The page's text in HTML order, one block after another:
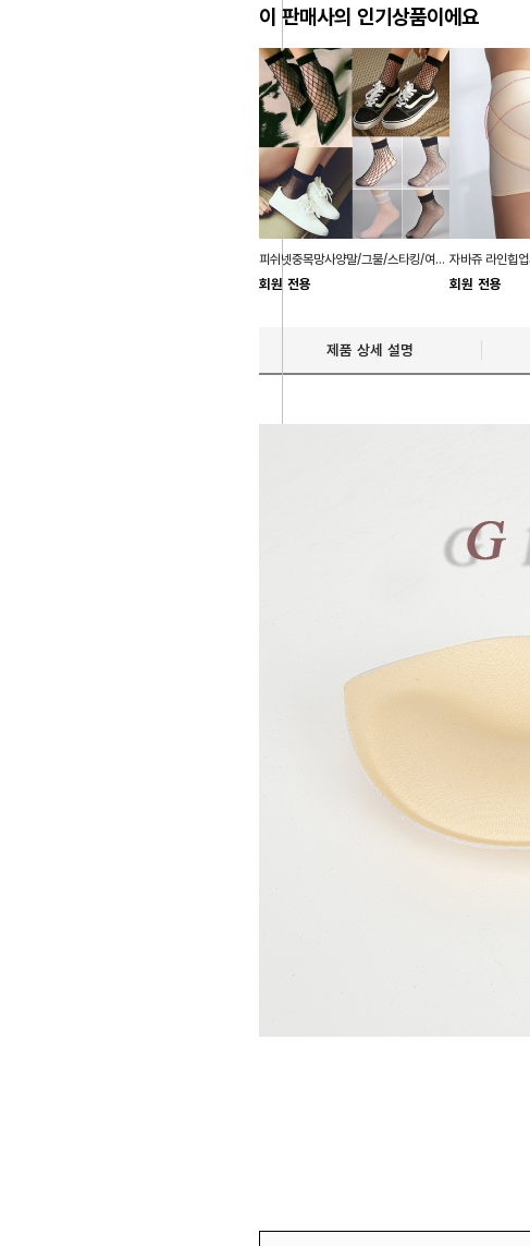
이 판매사의 인기상품이에요
피쉬넷중목망사양말/그물/스타킹/여성양말/시스루
회원 전용 회원 전용
제품 상세 설명